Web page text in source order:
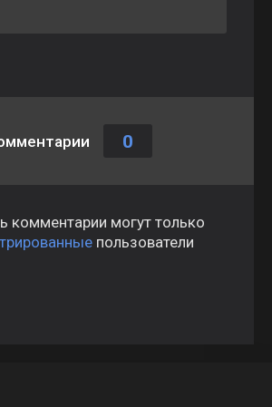
0
комментарии могут только
пользователи